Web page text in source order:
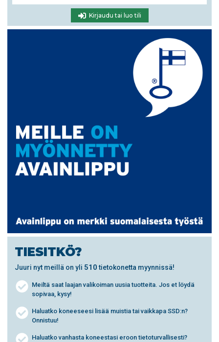
Kirjaudu tai luo tili
TIESITKÖ?
Juuri nyt meillä on yli 510tietokonetta myynnissä!
Meiltä saat laajan valikoiman uusia tuotteita. Jos et löydä
sopivaa, kysy!
Haluatko koneeseesi lisää muistia tai vaikkapa SSD:n?
Onnistuu!
Haluatko vanhasta koneestasi eroon tietoturvallisesti?